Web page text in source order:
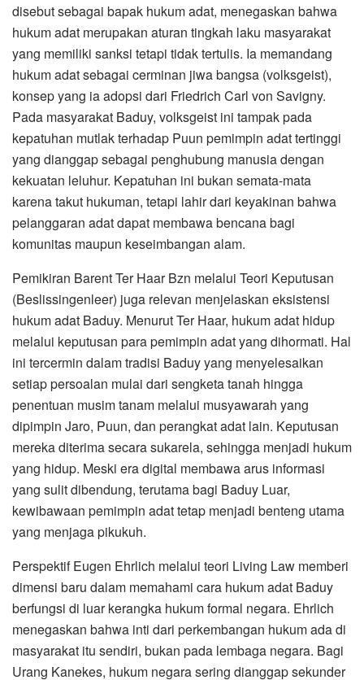
disebut sebagai bapak hukum adat, menegaskan bahwa
hukum adat merupakan aturan tingkah laku masyarakat
yang memiliki sanksi tetapi tidak tertulis. Ia memandang
hukum adat sebagai cerminan jiwa bangsa (volksgeist),
konsep yang ia adopsi dari Friedrich Carl von Savigny.
Pada masyarakat Baduy, volksgeist ini tampak pada
kepatuhan mutlak terhadap Puun pemimpin adat tertinggi
yang dianggap sebagai penghubung manusia dengan
kekuatan leluhur. Kepatuhan ini bukan semata-mata
karena takut hukuman, tetapi lahir dari keyakinan bahwa
pelanggaran adat dapat membawa bencana bagi
komunitas maupun keseimbangan alam.
Pemikiran Barent Ter Haar Bzn melalui Teori Keputusan
(Beslissingenleer) juga relevan menjelaskan eksistensi
hukum adat Baduy. Menurut Ter Haar, hukum adat hidup
melalui keputusan para pemimpin adat yang dihormati. Hal
ini tercermin dalam tradisi Baduy yang menyelesaikan
setiap persoalan mulai dari sengketa tanah hingga
penentuan musim tanam melalui musyawarah yang
dipimpin Jaro, Puun, dan perangkat adat lain. Keputusan
mereka diterima secara sukarela, sehingga menjadi hukum
yang hidup. Meski era digital membawa arus informasi
yang sulit dibendung, terutama bagi Baduy Luar,
kewibawaan pemimpin adat tetap menjadi benteng utama
yang menjaga pikukuh.
Perspektif Eugen Ehrlich melalui teori Living Law memberi
dimensi baru dalam memahami cara hukum adat Baduy
berfungsi di luar kerangka hukum formal negara. Ehrlich
menegaskan bahwa inti dari perkembangan hukum ada di
masyarakat itu sendiri, bukan pada lembaga negara. Bagi
Urang Kanekes, hukum negara sering dianggap sekunder